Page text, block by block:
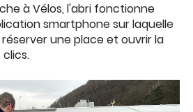
à Vélos, l'abri fonctionne
smartphone sur laquelle
une place et ouvrir la